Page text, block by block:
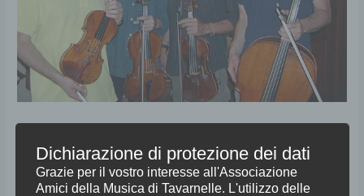
Quartetto di Torino
30° Festival Pentecoste/wpupdateuser
Dichiarazione di protezione dei dati
Grazie per il vostro interesse all'Associazione
Amici della Musica di Tavarnelle. L'utilizzo delle